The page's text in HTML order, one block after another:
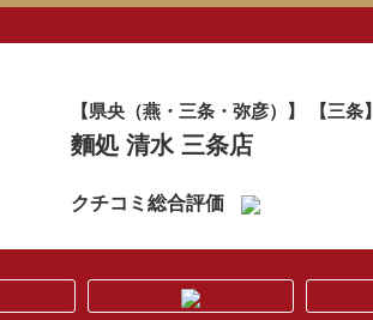
【県央（燕・三条・弥彦）】 【三条】
麵処 清水 三条店
クチコミ総合評価